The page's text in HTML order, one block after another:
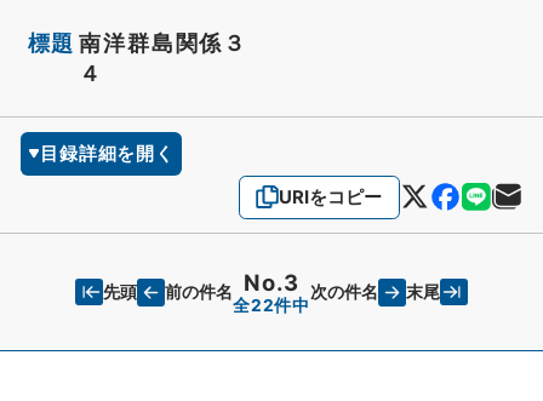
標題 南洋群島関係３
４
目録詳細を開く
URIをコピー
先頭 前の件名 No.3
全22件中
次の件名 末尾